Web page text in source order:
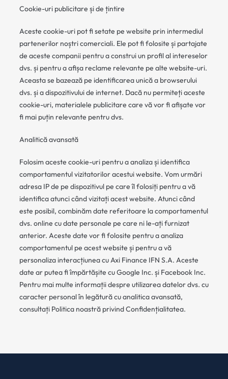
Cookie-uri publicitare și de țintire
Aceste cookie-uri pot fi setate pe website prin intermediul
partenerilor noștri comerciali. Ele pot fi folosite și partajate
de aceste companii pentru a construi un profil al intereselor
dvs. și pentru a afișa reclame relevante pe alte website-uri.
Aceasta se bazează pe identificarea unică a browserului
dvs. și a dispozitivului de internet. Dacă nu permiteți aceste
cookie-uri, materialele publicitare care vă vor fi afișate vor
fi mai puțin relevante pentru dvs.
Analitică avansată
Folosim aceste cookie-uri pentru a analiza și identifica
comportamentul vizitatorilor acestui website. Vom urmări
adresa IP de pe dispozitivul pe care îl folosiți pentru a vă
identifica atunci când vizitați acest website. Atunci când
este posibil, combinăm date referitoare la comportamentul
dvs. online cu date personale pe care ni le-ați furnizat
anterior. Aceste date vor fi folosite pentru a analiza
comportamentul pe acest website și pentru a vă
personaliza interacțiunea cu Axi Finance IFN S.A. Aceste
date ar putea fi împărtășite cu Google Inc. și Facebook Inc.
Pentru mai multe informații despre utilizarea datelor dvs. cu
caracter personal în legătură cu analitica avansată,
consultați Politica noastră privind Confidențialitatea.